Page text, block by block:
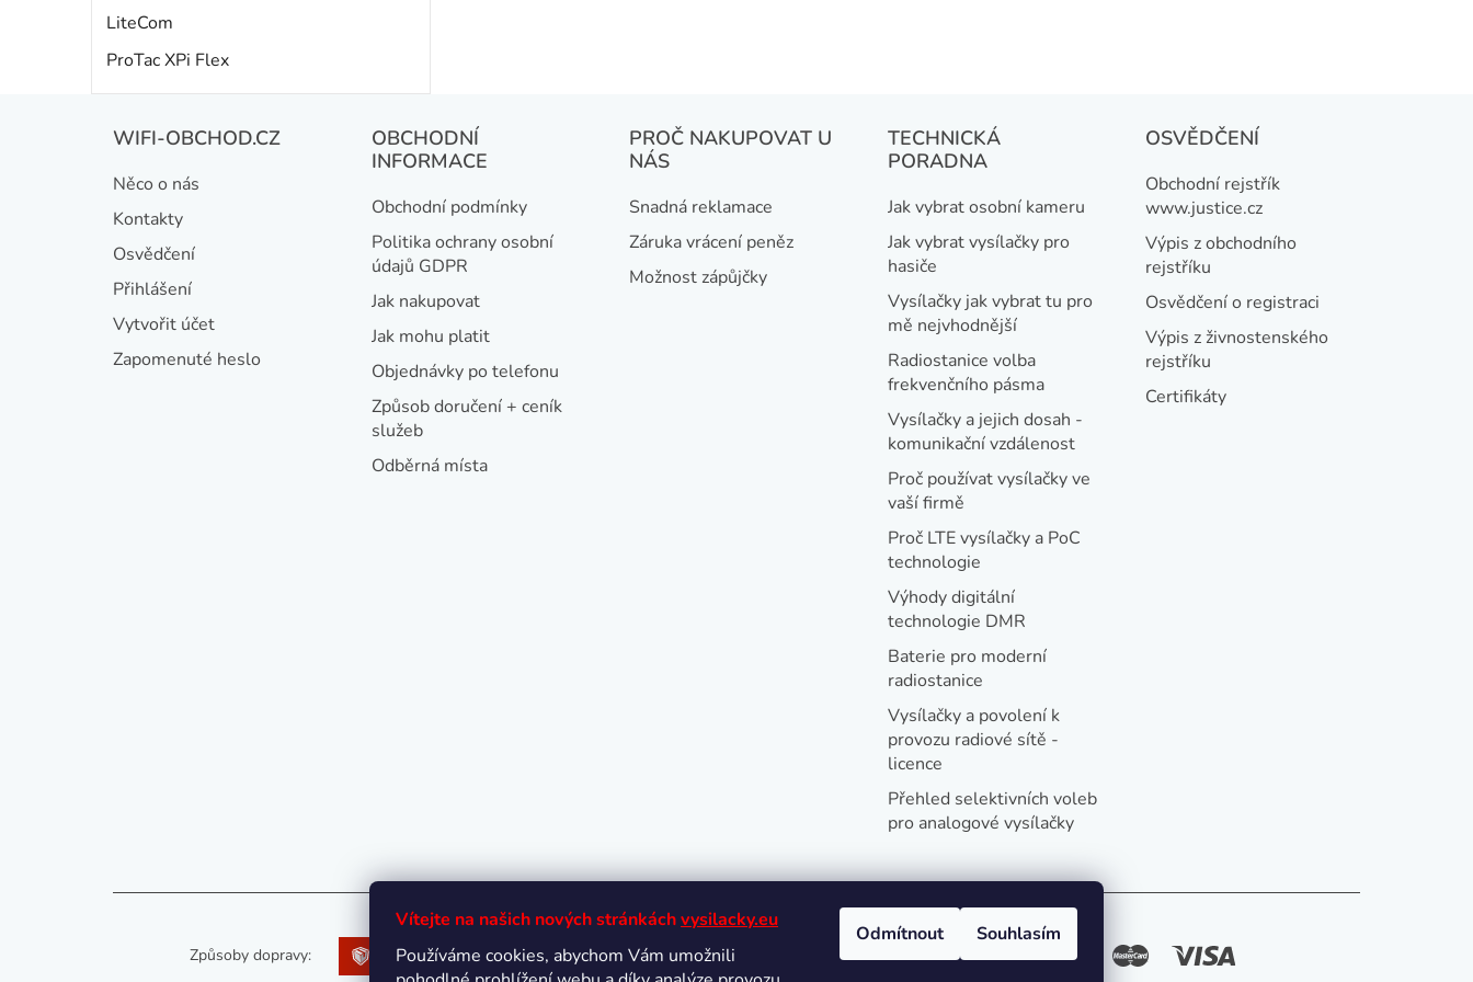
Vítejte na našich nových stránkáchvysilacky.eu
Používáme cookies, abychom Vám umožnili
Odmítnout Souhlasím
LiteCom
ProTac XPi Flex
WIFI-OBCHOD.CZ
Něco o nás
Kontakty
Osvědčení
Přihlášení
Vytvořit účet
Zapomenuté heslo
OBCHODNÍ
INFORMACE
Obchodní podmínky
Politika ochrany osobní
údajů GDPR
Jak nakupovat
Jak mohu platit
Objednávky po telefonu
Způsob doručení + ceník
služeb
Odběrná místa
PROČ NAKUPOVAT U
NÁS
Snadná reklamace
Záruka vrácení peněz
Možnost zápůjčky
TECHNICKÁ
PORADNA
Jak vybrat osobní kameru
Jak vybrat vysílačky pro
hasiče
Vysílačky jak vybrat tu pro
mě nejvhodnější
Radiostanice volba
frekvenčního pásma
Vysílačky a jejich dosah -
komunikační vzdálenost
Proč používat vysílačky ve
vaší firmě
Proč LTE vysílačky a PoC
technologie
Výhody digitální
technologie DMR
Baterie pro moderní
radiostanice
Vysílačky a povolení k
provozu radiové sítě -
licence
Přehled selektivních voleb
pro analogové vysílačky
OSVĚDČENÍ
Obchodní rejstřík
www.justice.cz
Výpis z obchodního
rejstříku
Osvědčení o registraci
Výpis z živnostenského
rejstříku
Certifikáty
Způsoby dopravy: Oblíbené způsoby platby: